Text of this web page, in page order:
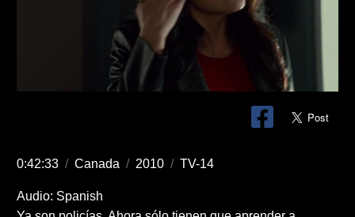
0:42:33 / Canada / 2010 / TV-14
Audio: Spanish